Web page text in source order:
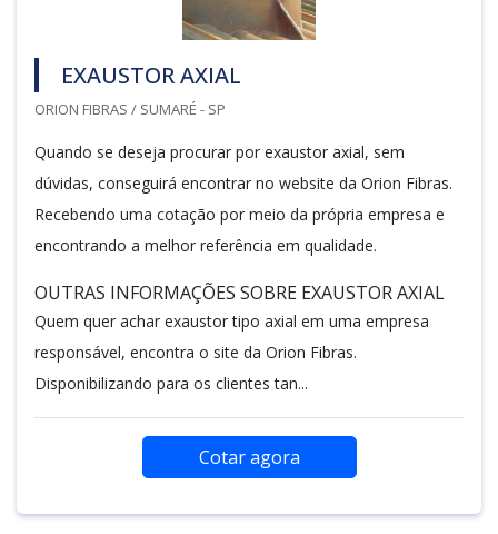
EXAUSTOR AXIAL
ORION FIBRAS / SUMARÉ - SP
Quando se deseja procurar por exaustor axial, sem
dúvidas, conseguirá encontrar no website da Orion Fibras.
Recebendo uma cotação por meio da própria empresa e
encontrando a melhor referência em qualidade.
OUTRAS INFORMAÇÕES SOBRE EXAUSTOR AXIAL
Quem quer achar exaustor tipo axial em uma empresa
responsável, encontra o site da Orion Fibras.
Disponibilizando para os clientes tan...
Cotar agora